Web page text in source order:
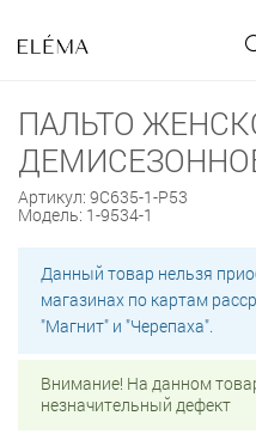
ПАЛЬТО
ДЕМИСЕЗОННОЕ
Артикул: 9С635-1-Р53
Модель: 1-9534-1
Данный товар нельзя
магазинах по картам
"Магнит" и "Черепаха".
Внимание! На данном
незначительный дефект